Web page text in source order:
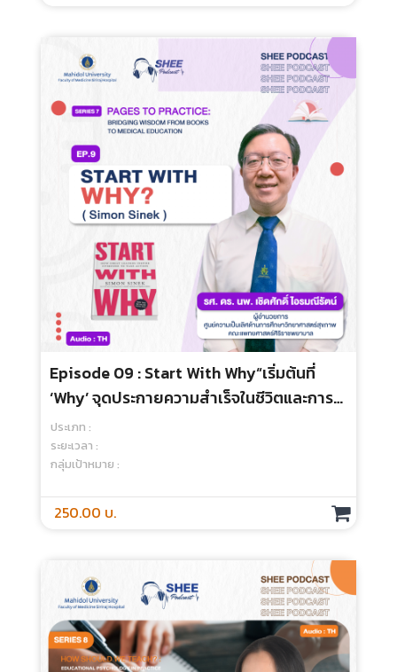
Episode 08 : I Hear You “ฟังให้ถึงใจ สอนให้
ถึงคน: ทักษะการรับฟังสำหรับครูยุคใหม่”
ประเภท :
ระยะเวลา :
250.00 บ.